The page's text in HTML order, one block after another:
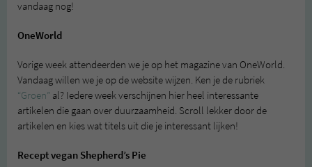
vandaag nog!
OneWorld
Vorige week attendeerden we je op het magazine van OneWorld.
Vandaag willen we je op de website wijzen. Ken je de rubriek
“Groen” al? Iedere week verschijnen hier heel interessante
artikelen die gaan over duurzaamheid. Scroll lekker door de
artikelen en kies wat titels uit die je interessant lijken!
Recept vegan Shepherd’s Pie